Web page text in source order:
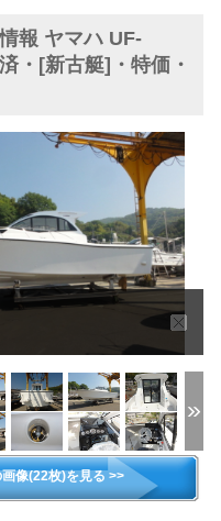
報 ヤマハ UF-
・[新古艇]・特価・
像(22枚)を見る >>